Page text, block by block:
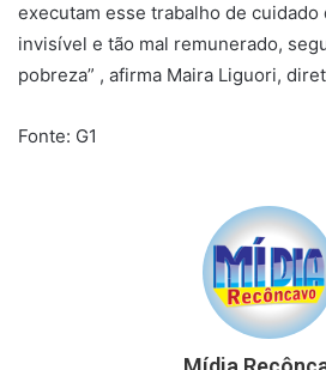
executam esse trabalho de cuidado
invisível e tão mal remunerado,
pobreza” , afirma Maira Liguori,
Fonte: G1